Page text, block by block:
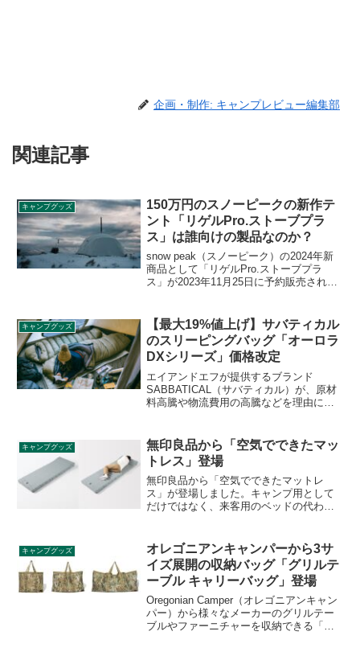
企画・制作: キャンプレビュー編集部
関連記事
キャンプグッズ
150万円のスノーピークの新作テ
ント「リゲルPro.ストーブプラ
ス」は誰向けの製品なのか？
snow peak（スノーピーク）の2024年新
商品として「リゲルPro.ストーブプラ
ス」が2023年11月25日に予約販売されま
れており話題となりました。一体誰向け
のテントなのでしょう。詳細をレビュー
します。
キャンプグッズ
【最大19%値上げ】サバティカル
のスリーピングバッグ「オーロラ
DXシリーズ」価格改定
エイアンドエフが提供するブランド
SABBATICAL（サバティカル）が、原材
料高騰や物流費用の高騰などを理由にス
た。2024年12月3日より新価格が適用され
ます。詳細をレビューします。
キャンプグッズ
無印良品から「空気でできたマッ
トレス」登場
無印良品から「空気でできたマットレ
ス」が登場しました。キャンプ用として
だけではなく、来客用のベッドの代わり
品としても使えるエアーマットです。詳
細をレビューします。
キャンプグッズ
オレゴニアンキャンパーから3サ
イズ展開の収納バッグ「グリルテ
ーブル キャリーバッグ」登場
Oregonian Camper（オレゴニアンキャン
パー）から様々なメーカーのグリルテー
ブルやファーニチャーを収納できる「グ